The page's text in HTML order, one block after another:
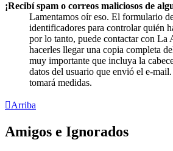
¡Recibí spam o correos maliciosos de
Lamentamos oír eso. El formulario
identificadores para controlar quién
por lo tanto, puede contactar con La
hacerles llegar una copia completa
muy importante que incluya la
datos del usuario que envió el e-
tomará medidas.
Arriba
Amigos e Ignorados